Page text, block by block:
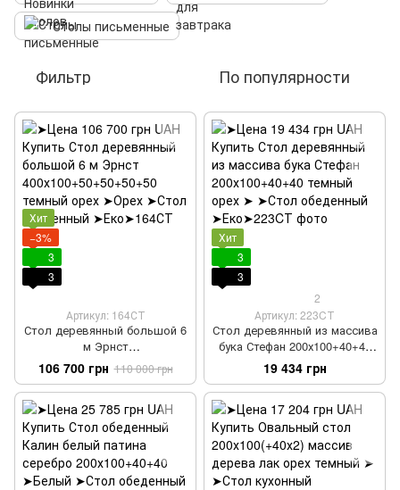
Столы письменные
Фильтр По популярности
Хит
−3%
3
3
Артикул: 164СТ
Стол деревянный большой 6
м Эрнст
400х100+50+50+50+50 темный
орех
106 700 грн 110 000 грн
Хит
3
3
2
Артикул: 223CТ
Стол деревянный из массива
бука Стефан 200х100+40+40
темный орех
19 434 грн